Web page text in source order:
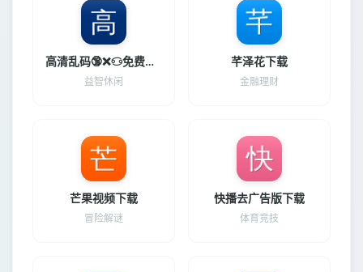
高清乱码🔞❌♋免费真人国产
益智休闲
芊泽花下载
金融理财
芒果视频下载
冒险解谜
快播去广告版下载
体育竞技